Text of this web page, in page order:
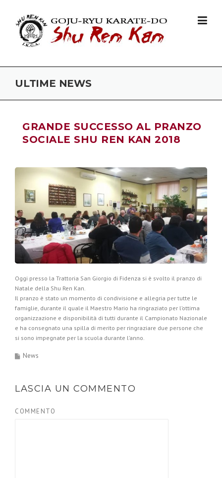
ULTIME NEWS
GRANDE SUCCESSO AL PRANZO
SOCIALE SHU REN KAN 2018
Oggi presso la Trattoria San Giorgio di Fidenza si è svolto il pranzo di
Natale della Shu Ren Kan.
Il pranzo è stato un momento di condivisione e allegria per tutte le
famiglie, durante il quale il Maestro Mario ha ringraziato per l’ottima
organizzazione e disponibilità di tutti durante il Campionato Nazionale
e ha consegnato una spilla di merito per ringraziare due persone che
si sono impegnate per la scuola durante l’anno.
News
LASCIA UN COMMENTO
COMMENTO